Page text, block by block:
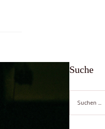
Suche
Suche
nach: